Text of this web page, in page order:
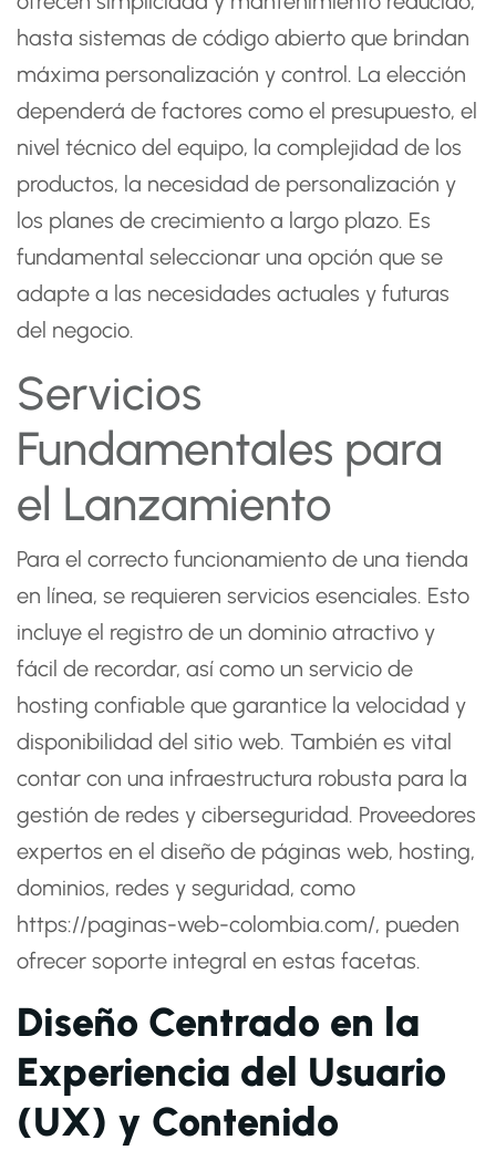
hasta sistemas de código abierto que brindan
máxima personalización y control. La elección
dependerá de factores como el presupuesto, el
nivel técnico del equipo, la complejidad de los
productos, la necesidad de personalización y
los planes de crecimiento a largo plazo. Es
fundamental seleccionar una opción que se
adapte a las necesidades actuales y futuras
del negocio.
Servicios
Fundamentales para
el Lanzamiento
Para el correcto funcionamiento de una tienda
en línea, se requieren servicios esenciales. Esto
incluye el registro de un dominio atractivo y
fácil de recordar, así como un servicio de
hosting confiable que garantice la velocidad y
disponibilidad del sitio web. También es vital
contar con una infraestructura robusta para la
gestión de redes y ciberseguridad. Proveedores
expertos en el diseño de páginas web, hosting,
dominios, redes y seguridad, como
https://paginas-web-colombia.com/, pueden
ofrecer soporte integral en estas facetas.
Diseño Centrado en la
Experiencia del Usuario
(UX) y Contenido